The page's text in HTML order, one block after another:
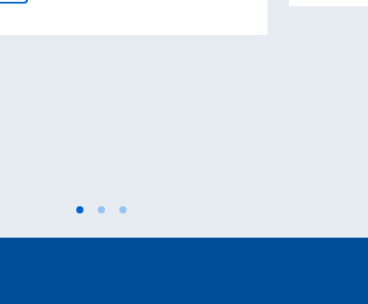
e della 25a giornata Nazionale del Sacrificio del Lavoro Italiano